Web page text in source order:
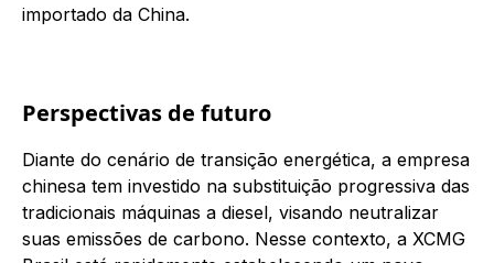
importado da China.
Perspectivas de futuro
Diante do cenário de transição energética, a empresa
chinesa tem investido na substituição progressiva das
tradicionais máquinas a diesel, visando neutralizar
suas emissões de carbono. Nesse contexto, a XCMG